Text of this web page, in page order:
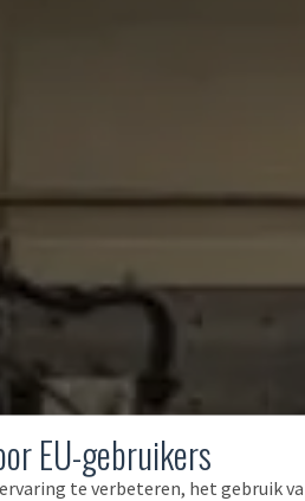
EU-gebruikers
te verbeteren, het gebruik